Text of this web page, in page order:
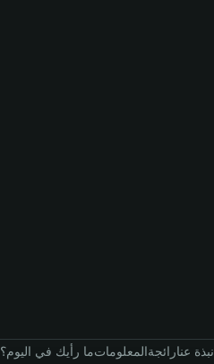
ما رأيك في اليوم؟المعلوماترائجةنبذة عنا